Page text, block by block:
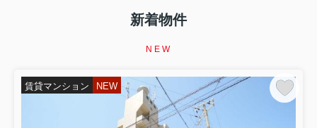
と賃貸住宅は借りられない？ 「生活保護だから無理」と
諦める前に知ってほしいこと 前回の振り返り 第3回で
いてお伝えしました。 高齢だからという理由だけではな
第2回【イエサポ住まい支援コラム】
新着物件
NEW
賃貸マンション NEW